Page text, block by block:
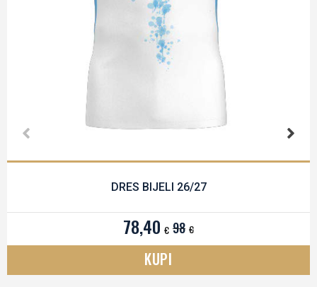
DRES BIJELI 26/27
€
78,40 €
98
KUPI